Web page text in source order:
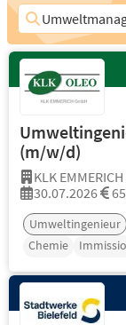
(m/w/d)
KLK
30.07.2026
Umweltingenieur
Chemie